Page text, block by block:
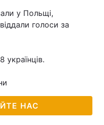
у Польщі,
голоси за
НАС